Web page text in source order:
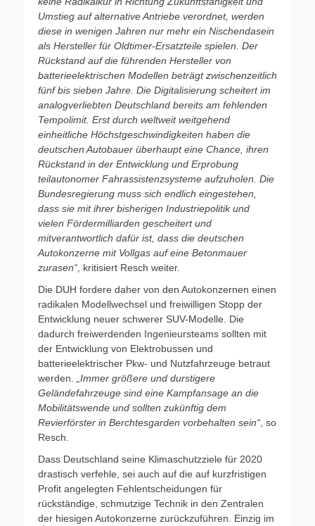
Umstieg auf alternative Antriebe verordnet, werden
diese in wenigen Jahren nur mehr ein Nischendasein
als Hersteller für Oldtimer-Ersatzteile spielen. Der
Rückstand auf die führenden Hersteller von
batterieelektrischen Modellen beträgt zwischenzeitlich
fünf bis sieben Jahre. Die Digitalisierung scheitert im
analogverliebten Deutschland bereits am fehlenden
Tempolimit. Erst durch weltweit weitgehend
einheitliche Höchstgeschwindigkeiten haben die
deutschen Autobauer überhaupt eine Chance, ihren
Rückstand in der Entwicklung und Erprobung
teilautonomer Fahrassistenzsysteme aufzuholen. Die
Bundesregierung muss sich endlich eingestehen,
dass sie mit ihrer bisherigen Industriepolitik und
vielen Fördermilliarden gescheitert und
mitverantwortlich dafür ist, dass die deutschen
Autokonzerne mit Vollgas auf eine Betonmauer
zurasen“ , kritisiert Resch weiter.
Die DUH fordere daher von den Autokonzernen einen
radikalen Modellwechsel und freiwilligen Stopp der
Entwicklung neuer schwerer SUV-Modelle. Die
dadurch freiwerdenden Ingenieursteams sollten mit
der Entwicklung von Elektrobussen und
batterieelektrischer Pkw- und Nutzfahrzeuge betraut
werden.
„Immer größere und durstigere
Geländefahrzeuge sind eine Kampfansage an die
Mobilitätswende und sollten zukünftig dem
Revierförster in Berchtesgarden vorbehalten sein“ , so
Resch.
Dass Deutschland seine Klimaschutzziele für 2020
drastisch verfehle, sei auch auf die auf kurzfristigen
Profit angelegten Fehlentscheidungen für
rückständige, schmutzige Technik in den Zentralen
der hiesigen Autokonzerne zurückzuführen. Einzig im